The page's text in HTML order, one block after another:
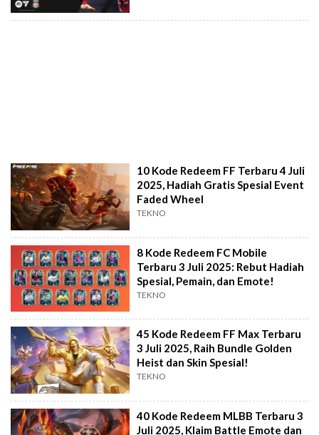
10 Kode Redeem FF Terbaru 4 Juli
2025, Hadiah Gratis Spesial Event
Faded Wheel
TEKNO
8 Kode Redeem FC Mobile
Terbaru 3 Juli 2025: Rebut Hadiah
Spesial, Pemain, dan Emote!
TEKNO
45 Kode Redeem FF Max Terbaru
3 Juli 2025, Raih Bundle Golden
Heist dan Skin Spesial!
TEKNO
40 Kode Redeem MLBB Terbaru 3
Juli 2025, Klaim Battle Emote dan